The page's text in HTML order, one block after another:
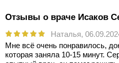
Отзывы о враче Исаков
Наталья,
Мне всё очень понравилось,
которая заняла 10-15 минут.